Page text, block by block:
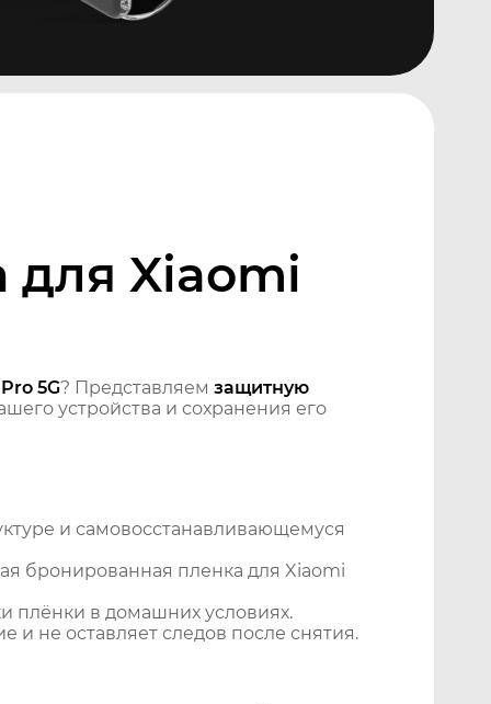
для Xiaomi
5G? Представляем защитную
устройства и сохранения его
и самовосстанавливающемуся
бронированная пленка для Xiaomi
плёнки в домашних условиях.
и не оставляет следов после снятия.